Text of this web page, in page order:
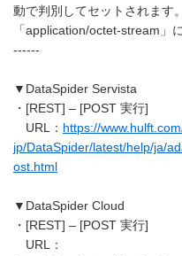
動で判別してセットされます
「application/octet-stream」
------
▼DataSpider Servista
・[REST] – [POST 実行]
URL： https://
jp/DataSpider/latest/help/ja/
ost.html
▼DataSpider Cloud
・[REST] – [POST 実行]
URL：